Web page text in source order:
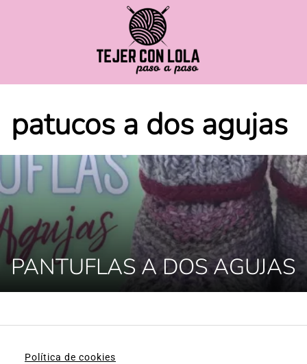
patucos a dos agujas
PANTUFLAS A DOS AGUJAS
Política de cookies